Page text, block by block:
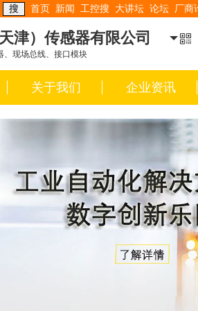
首页 新闻 工控搜 大讲坛 论坛 厂商
津）传感器有限公司
、现场总线、接口模块
关于我们 企业资讯